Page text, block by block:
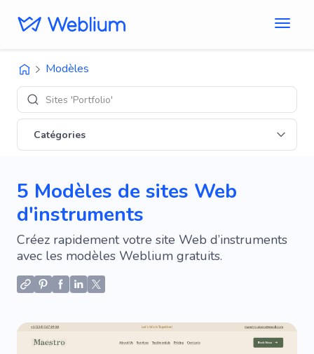
Modèles
Sites 'Portfolio'
Catégories
5 Modèles de sites Web
d'instruments
Créez rapidement votre site Web d’instruments
avec les modèles Weblium gratuits.